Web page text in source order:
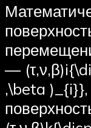
—
,\beta )_{i}},